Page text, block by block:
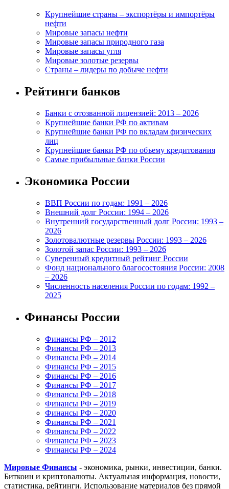
Крупнейшие страны – экспортёры и импортёры
нефти
Мировые запасы нефти
Мировые запасы природного газа
Мировые запасы угля
Мировые золотые резервы
Страны – лидеры по добыче нефти
Рейтинги банков
Банки с отозванной лицензией: 2013 – 2026
Крупнейшие банки РФ по активам
Крупнейшие банки РФ по вкладам физических
лиц
Крупнейшие банки РФ по объему кредитования
Самые прибыльные банки России
Экономика России
ВВП России по годам: 1991 – 2026
Внешний долг России: 1994 – 2026
Внутренний государственный долг России: 1993 –
2026
Золотовалютные резервы России: 1993 – 2026
Золотой запас России: 1993 – 2026
Суверенный кредитный рейтинг России
Фонд национального благосостояния России: 2008
– 2026
Численность населения России по годам: 1992 –
2025
Финансы России
Финансы РФ – 2012
Финансы РФ – 2013
Финансы РФ – 2014
Финансы РФ – 2015
Финансы РФ – 2016
Финансы РФ – 2017
Финансы РФ – 2018
Финансы РФ – 2019
Финансы РФ – 2020
Финансы РФ – 2021
Финансы РФ – 2022
Финансы РФ – 2023
Финансы РФ – 2024
Мировые Финансы - экономика, рынки, инвестиции, банки.
Биткоин и криптовалюты. Актуальная информация, новости,
статистика, рейтинги. Использование материалов без прямой